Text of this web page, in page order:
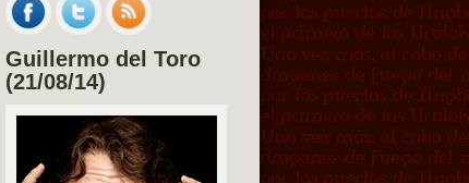
Guillermo del Toro
(21/08/14)